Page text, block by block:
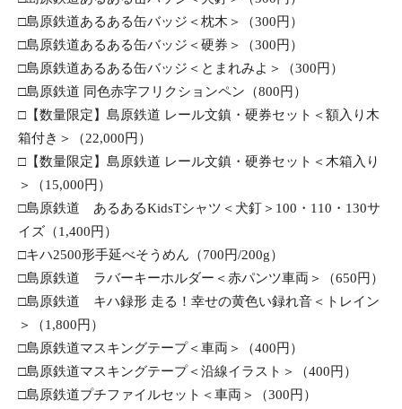
□島原鉄道あるある缶バッジ＜枕木＞（300円）
□島原鉄道あるある缶バッジ＜硬券＞（300円）
□島原鉄道あるある缶バッジ＜とまれみよ＞（300円）
□島原鉄道 同色赤字フリクションペン（800円）
□【数量限定】島原鉄道 レール文鎮・硬券セット＜額入り木
箱付き＞（22,000円）
□【数量限定】島原鉄道 レール文鎮・硬券セット＜木箱入り
＞（15,000円）
□島原鉄道　あるあるKidsTシャツ＜犬釘＞100・110・130サ
イズ（1,400円）
□キハ2500形手延べそうめん（700円/200g）
□島原鉄道　ラバーキーホルダー＜赤パンツ車両＞（650円）
□島原鉄道　キハ録形 走る！幸せの黄色い録れ音＜トレイン
＞（1,800円）
□島原鉄道マスキングテープ＜車両＞（400円）
□島原鉄道マスキングテープ＜沿線イラスト＞（400円）
□島原鉄道プチファイルセット＜車両＞（300円）